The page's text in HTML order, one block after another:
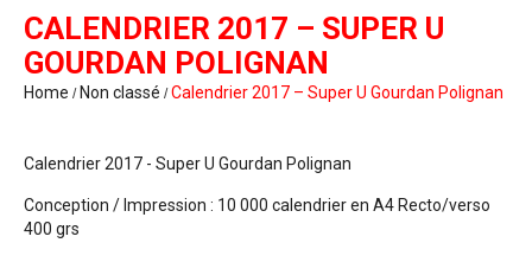
CALENDRIER 2017 – SUPER U
GOURDAN POLIGNAN
Home Non classé Calendrier 2017 – Super U Gourdan Polignan
Calendrier 2017 - Super U Gourdan Polignan
Conception / Impression : 10 000 calendrier en A4 Recto/verso
400 grs